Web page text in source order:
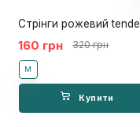
160 грн 320 грн
M
Купити